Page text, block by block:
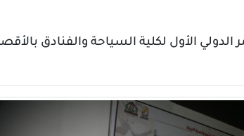
الدولي الأول لكلية السياحة والفنادق